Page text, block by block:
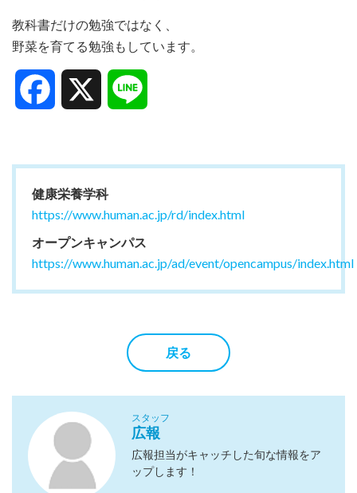
教科書だけの勉強ではなく、
野菜を育てる勉強もしています。
Facebook
健康栄養学科
https://www.human.ac.jp/rd/index.html
オープンキャンパス
https://www.human.ac.jp/ad/event/opencampus/index.html
戻る
スタッフ
広報
広報担当がキャッチした旬な情報をア
ップします！